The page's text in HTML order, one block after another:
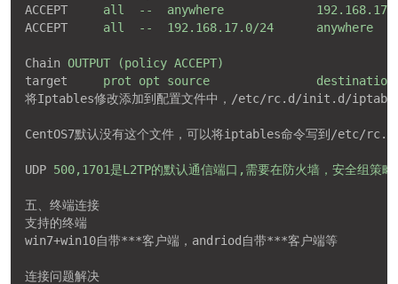
ACCEPT
all  --  anywhere
ACCEPT
all  --  192.168.17.0/24
Chain OUTPUT (policy ACCEPT)
target
prot opt source
将Iptables修改添加到配置文件中，/etc/rc.d/init.d/
CentOS7默认没有这个文件，可以将iptables命令写到/etc/
UDP 500,1701是L2TP的默认通信端口,需要在防火墙，安全组策略
五、终端连接
支持的终端
win7+win10自带***客户端，andriod自带***客户端等
连接问题解决